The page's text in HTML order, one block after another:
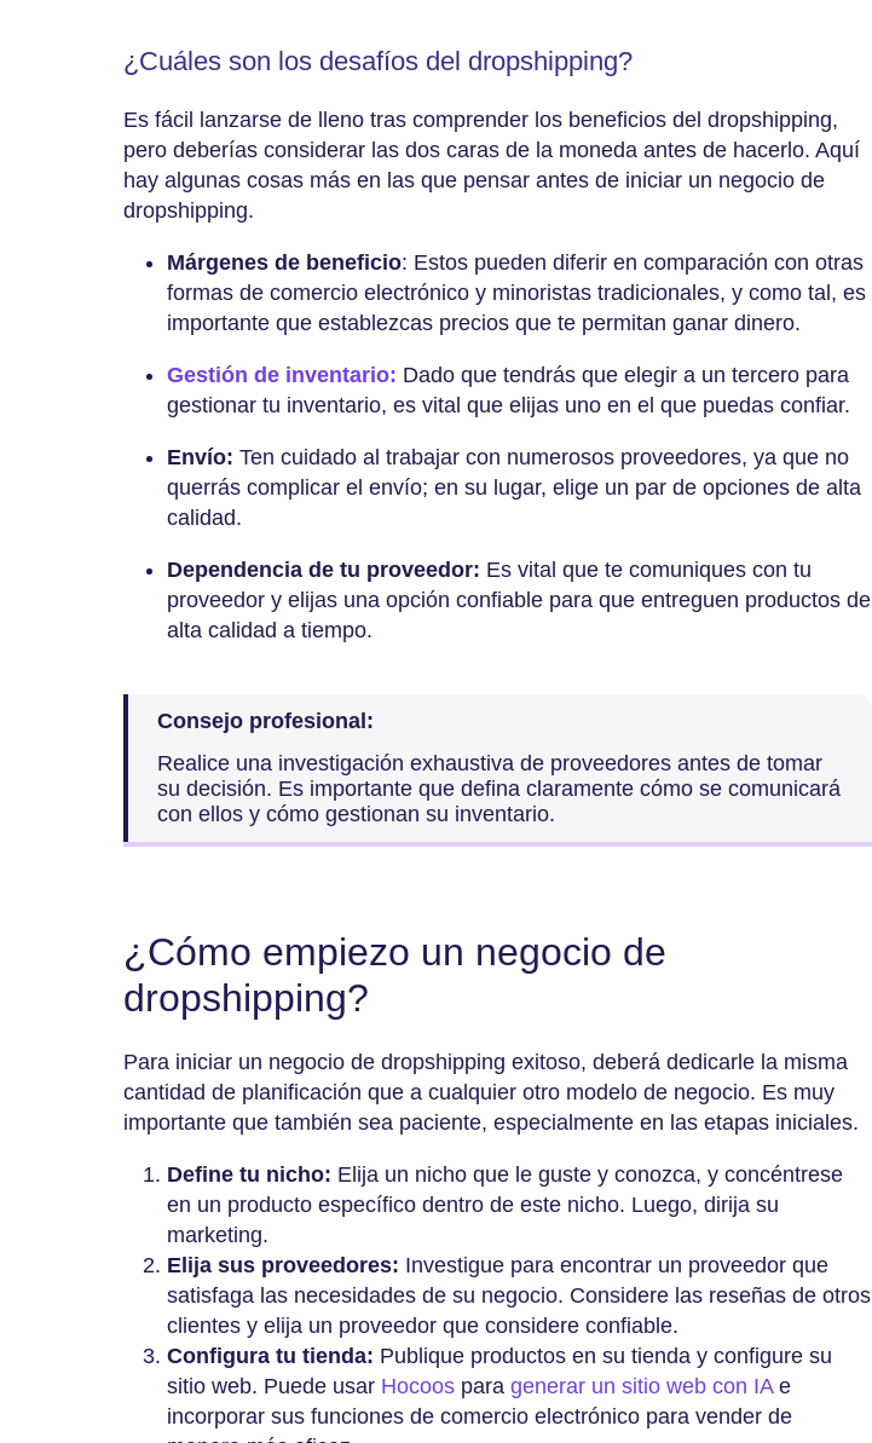
¿Cuáles son los desafíos del dropshipping?
Es fácil lanzarse de lleno tras comprender los beneficios del dropshipping,
pero deberías considerar las dos caras de la moneda antes de hacerlo. Aquí
hay algunas cosas más en las que pensar antes de iniciar un negocio de
dropshipping.
Márgenes de beneficio: Estos pueden diferir en comparación con otras
formas de comercio electrónico y minoristas tradicionales, y como tal, es
importante que establezcas precios que te permitan ganar dinero.
Gestión de inventario: Dado que tendrás que elegir a un tercero para
gestionar tu inventario, es vital que elijas uno en el que puedas confiar.
Envío: Ten cuidado al trabajar con numerosos proveedores, ya que no
querrás complicar el envío; en su lugar, elige un par de opciones de alta
calidad.
Dependencia de tu proveedor: Es vital que te comuniques con tu
proveedor y elijas una opción confiable para que entreguen productos de
alta calidad a tiempo.
Consejo profesional:
Realice una investigación exhaustiva de proveedores antes de tomar
su decisión. Es importante que defina claramente cómo se comunicará
con ellos y cómo gestionan su inventario.
¿Cómo empiezo un negocio de
dropshipping?
Para iniciar un negocio de dropshipping exitoso, deberá dedicarle la misma
cantidad de planificación que a cualquier otro modelo de negocio. Es muy
importante que también sea paciente, especialmente en las etapas iniciales.
Define tu nicho: Elija un nicho que le guste y conozca, y concéntrese
en un producto específico dentro de este nicho. Luego, dirija su
marketing.
Elija sus proveedores: Investigue para encontrar un proveedor que
satisfaga las necesidades de su negocio. Considere las reseñas de otros
clientes y elija un proveedor que considere confiable.
Configura tu tienda: Publique productos en su tienda y configure su
sitio web. Puede usar Hocoos para generar un sitio web con IAe
incorporar sus funciones de comercio electrónico para vender de